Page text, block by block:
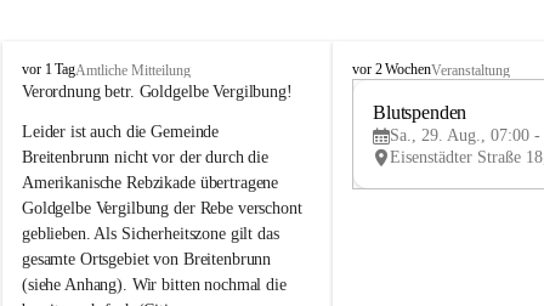
B
r
i
t
e
n
b
r
u
n
vor 1 TagAmtliche Mitteilung
Verordnung betr. Goldgelbe Vergilbung!
Leider ist auch die Gemeinde
Breitenbrunn nicht vor der durch die
Amerikanische Rebzikade übertragene
Goldgelbe Vergilbung der Rebe verschont
geblieben. Als Sicherheitszone gilt das
gesamte Ortsgebiet von Breitenbrunn
(siehe Anhang). Wir bitten nochmal die
B
e
vor 2 WochenVeranstaltung
Blutspenden
Sa., 29. Aug., 07:00 -